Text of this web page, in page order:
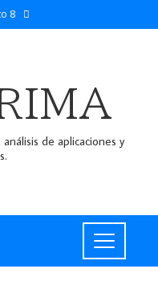
8
de aplicaciones y